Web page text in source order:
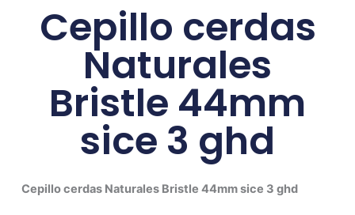
Cepillo cerdas
Naturales
Bristle 44mm
sice 3 ghd
Cepillo cerdas Naturales Bristle 44mm sice 3 ghd